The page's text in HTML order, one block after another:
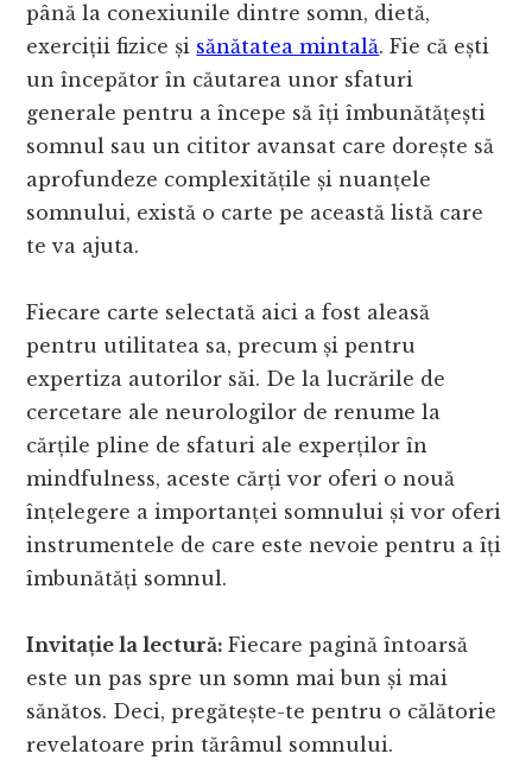
până la conexiunile dintre somn, dietă,
exerciții fizice și sănătatea mintală. Fie că ești
un începător în căutarea unor sfaturi
generale pentru a începe să îți îmbunătățești
somnul sau un cititor avansat care dorește să
aprofundeze complexitățile și nuanțele
somnului, există o carte pe această listă care
te va ajuta.
Fiecare carte selectată aici a fost aleasă
pentru utilitatea sa, precum și pentru
expertiza autorilor săi. De la lucrările de
cercetare ale neurologilor de renume la
cărțile pline de sfaturi ale experților în
mindfulness, aceste cărți vor oferi o nouă
înțelegere a importanței somnului și vor oferi
instrumentele de care este nevoie pentru a îți
îmbunătăți somnul.
Invitație la lectură:Fiecare pagină întoarsă
este un pas spre un somn mai bun și mai
sănătos. Deci, pregătește-te pentru o călătorie
revelatoare prin tărâmul somnului.